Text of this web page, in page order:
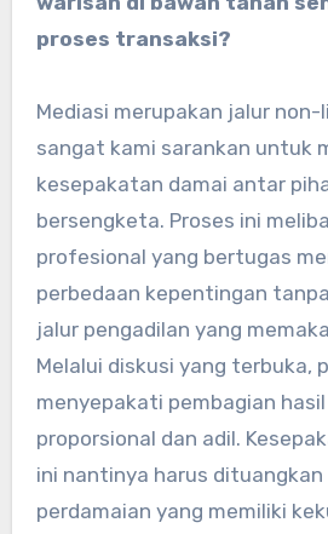
proses transaksi?
Mediasi merupakan jalur
sangat kami sarankan untuk
kesepakatan damai antar
bersengketa. Proses ini
profesional yang bertugas
perbedaan kepentingan
jalur pengadilan yang
Melalui diskusi yang terbuka,
menyepakati pembagian
proporsional dan adil.
ini nantinya harus
perdamaian yang memiliki